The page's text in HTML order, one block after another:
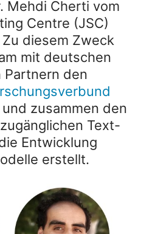
Mehdi Cherti vom
Centre (JSC)
diesem Zweck
mit deutschen
Partnern den
zusammen den
Text-
Entwicklung
erstellt.